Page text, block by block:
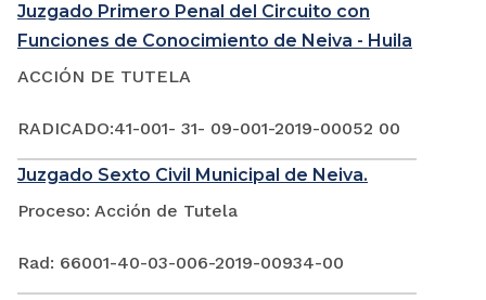
Juzgado Primero Penal del Circuito con
Funciones de Conocimiento de Neiva - Huila
ACCIÓN DE TUTELA
RADICADO:41-001- 31- 09-001-2019-00052 00
Juzgado Sexto Civil Municipal de Neiva.
Proceso: Acción de Tutela
Rad: 66001-40-03-006-2019-00934-00